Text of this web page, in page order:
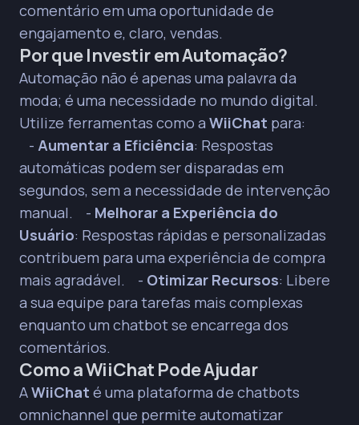
Conteúdo atrativo, uso estratégico de Stories e
promoções exclusivas são dicas para maximizar
as vendas no Instagram.
A automação permite escalar vendas ao analisar
dados do usuário, segmentar o público e
personalizar ofertas.
Bots de automação funcionam 24/7, garantindo
que nenhuma oportunidade de venda seja
perdida, mesmo fora do horário comercial.
comentário em uma oportunidade de
engajamento e, claro, vendas.
Por que Investir em Automação?
Automação não é apenas uma palavra da
moda; é uma necessidade no mundo digital.
Utilize ferramentas como a WiiChat para:
- Aumentar a Eficiência: Respostas
automáticas podem ser disparadas em
segundos, sem a necessidade de intervenção
manual. - Melhorar a Experiência do
Usuário: Respostas rápidas e personalizadas
contribuem para uma experiência de compra
mais agradável. - Otimizar Recursos: Libere
a sua equipe para tarefas mais complexas
enquanto um chatbot se encarrega dos
comentários.
Como a WiiChat Pode Ajudar
AWiiChat é uma plataforma de chatbots
omnichannel que permite automatizar